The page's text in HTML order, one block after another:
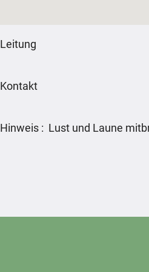
Leitung
Kontakt
Hinweis : Lust und Laune